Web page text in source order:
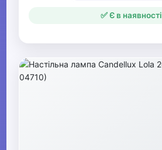
✅ Є в наявності